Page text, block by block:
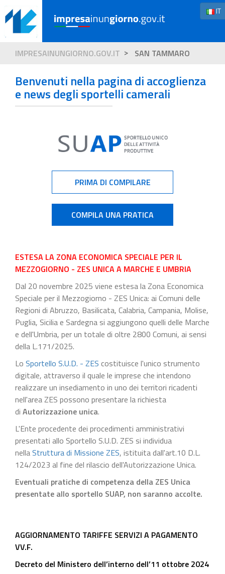
IT
IMPRESAINUNGIORNO.GOV.IT SAN TAMMARO
Benvenuti nella pagina di accoglienza
e news degli sportelli camerali
PRIMA DI COMPILARE
COMPILA UNA PRATICA
ESTESA LA ZONA ECONOMICA SPECIALE PER IL
MEZZOGIORNO - ZES UNICA A MARCHE E UMBRIA
Dal 20 novembre 2025 viene estesa la Zona Economica
Speciale per il Mezzogiorno - ZES Unica: ai Comuni delle
Regioni di Abruzzo, Basilicata, Calabria, Campania, Molise,
Puglia, Sicilia e Sardegna si aggiungono quelli delle Marche
e dell'Umbria, per un totale di oltre 2800 Comuni, ai sensi
della L.171/2025.
Lo Sportello S.U.D. - ZES costituisce l'unico strumento
digitale, attraverso il quale le imprese che intendono
realizzare un insediamento in uno dei territori ricadenti
nell'area ZES possono presentare la richiesta
di Autorizzazione unica.
L'Ente procedente dei procedimenti amministrativi
presentati allo Sportello S.U.D. ZES si individua
nellaStruttura di Missione ZES, istituita dall'art.10 D.L.
124/2023 al fine del rilascio dell'Autorizzazione Unica.
Eventuali pratiche di competenza della ZES Unica
presentate allo sportello SUAP, non saranno accolte.
AGGIORNAMENTO TARIFFE SERVIZI A PAGAMENTO
VV.F.
Decreto del Ministero dell’interno dell’11 ottobre 2024